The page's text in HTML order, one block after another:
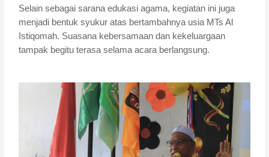
Selain sebagai sarana edukasi agama, kegiatan ini juga
menjadi bentuk syukur atas bertambahnya usia MTs Al
Istiqomah. Suasana kebersamaan dan kekeluargaan
tampak begitu terasa selama acara berlangsung.